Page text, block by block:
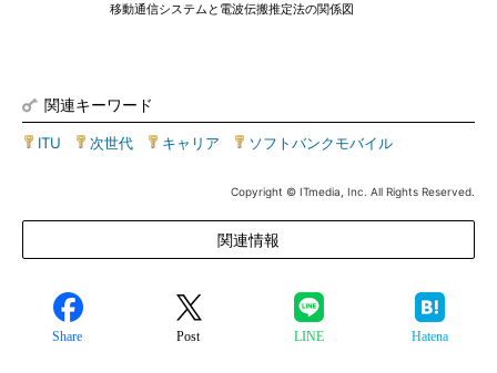
移動通信システムと電波伝搬推定法の関係図
関連キーワード
ITU 次世代 キャリア ソフトバンクモバイル
Copyright © ITmedia, Inc. All Rights Reserved.
関連情報
Share Post LINE Hatena